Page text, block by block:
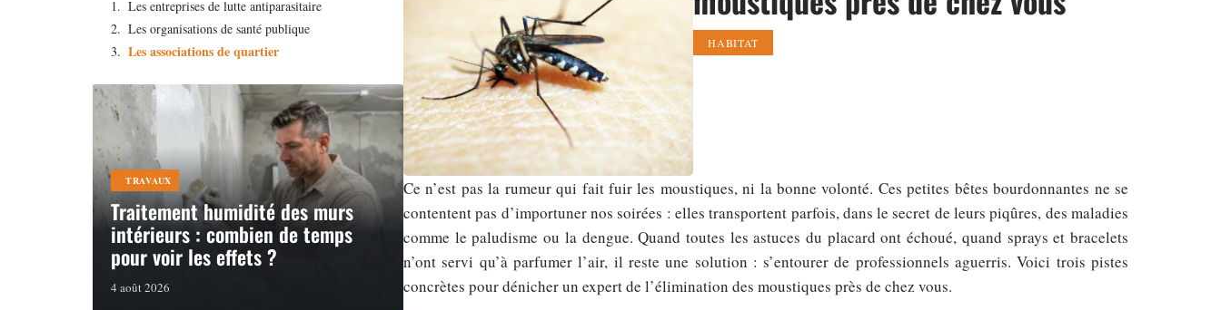
Les entreprises de lutte antiparasitaire
Les organisations de santé publique
Les associations de quartier
TRAVAUX
Traitement humidité des murs
intérieurs : combien de temps
pour voir les effets ?
4 août 2026
HABITAT
Ce n’est pas la rumeur qui fait fuir les moustiques, ni la bonne volonté. Ces petites bêtes bourdonnantes ne se
contentent pas d’importuner nos soirées : elles transportent parfois, dans le secret de leurs piqûres, des maladies
comme le paludisme ou la dengue. Quand toutes les astuces du placard ont échoué, quand sprays et bracelets
n’ont servi qu’à parfumer l’air, il reste une solution : s’entourer de professionnels aguerris. Voici trois pistes
concrètes pour dénicher un expert de l’élimination des moustiques près de chez vous.